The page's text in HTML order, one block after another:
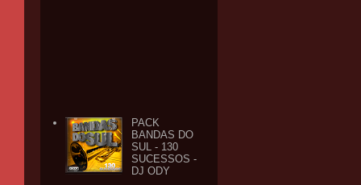
PACK
BANDAS DO
SUL - 130
SUCESSOS -
DJ ODY